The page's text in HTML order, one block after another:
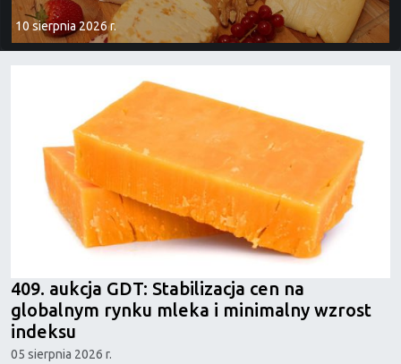
10 sierpnia 2026 r.
409. aukcja GDT: Stabilizacja cen na
globalnym rynku mleka i minimalny wzrost
indeksu
05 sierpnia 2026 r.